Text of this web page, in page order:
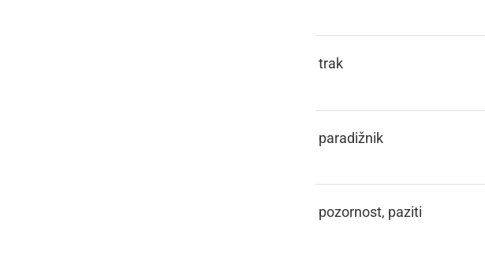
trak
paradižnik
pozornost, paziti